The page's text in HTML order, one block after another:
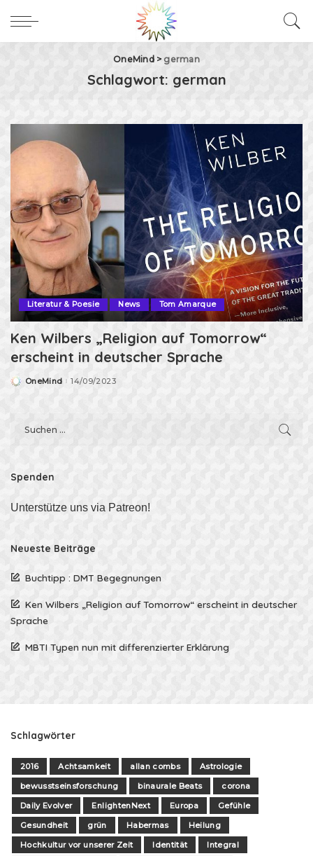
OneMind>german
Schlagwort: german
Literatur & Poesie News Tom Amarque
Ken Wilbers „Religion auf Tomorrow“
erscheint in deutscher Sprache
PostedOneMind 14/09/2023
Spenden
Unterstütze uns via Patreon!
Neueste Beiträge
Buchtipp : DMT Begegnungen
Ken Wilbers „Religion auf Tomorrow“ erscheint in deutscher
Sprache
MBTI Typen nun mit differenzierter Erklärung
Schlagwörter
2016 Achtsamkeit allan combs
Astrologie
bewusstseinsforschung
binaurale Beats
corona
Daily Evolver
EnlightenNext Europa
Gefühle
Gesundheit
grün Habermas
Heilung
Hochkultur vor unserer Zeit
Identität
Integral